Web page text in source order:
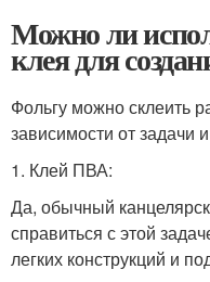
Можно ли
клея для
Фольгу можно склеить
зависимости от задачи
1. Клей ПВА:
Да, обычный
справиться с этой
легких конструкций и